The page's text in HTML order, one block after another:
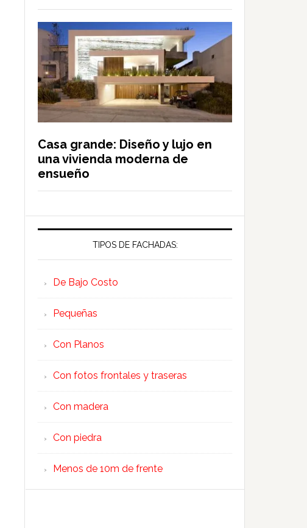
Casa grande: Diseño y lujo en
una vivienda moderna de
ensueño
TIPOS DE FACHADAS:
De Bajo Costo
Pequeñas
Con Planos
Con fotos frontales y traseras
Con madera
Con piedra
Menos de 10m de frente